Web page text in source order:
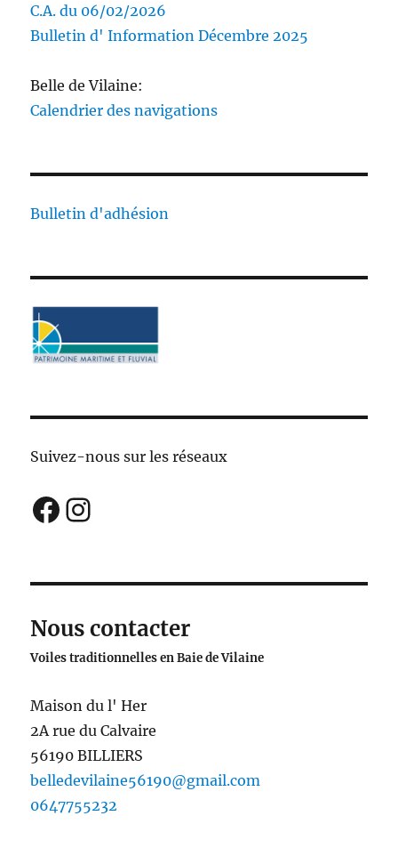
C.A. du 06/02/2026
Bulletin d' Information Décembre 2025
Belle de Vilaine:
Calendrier des navigations
Bulletin d'adhésion
Suivez-nous sur les réseaux
Facebook
Instagram
Nous contacter
Voiles traditionnelles en Baie de Vilaine
Maison du l' Her
2A rue du Calvaire
56190 BILLIERS
belledevilaine56190@gmail.com
0647755232